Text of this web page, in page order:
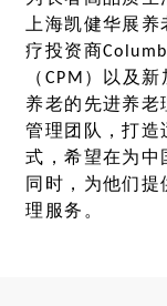
上海凯健华展养
疗投资商
（CPM）以及
养老的先进养老
管理团队，打造
式，希望在为中
同时，为他们
理服务。